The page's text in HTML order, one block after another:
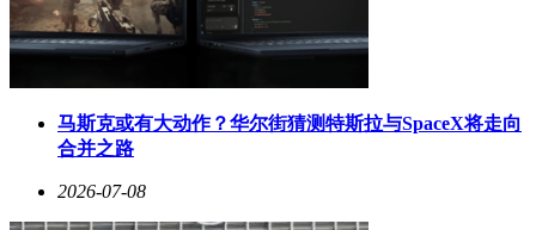
正式挂牌。届时，这家拥有1个市级总部、6个县域分部、150
余个网点的超级农商银行，将承担起服务乡村振兴与城市发展
改革能否实现"1+6>7"的预期目标。
马斯克或有大动作？华尔街猜测特斯拉与SpaceX将走向
合并之路
2026-07-08